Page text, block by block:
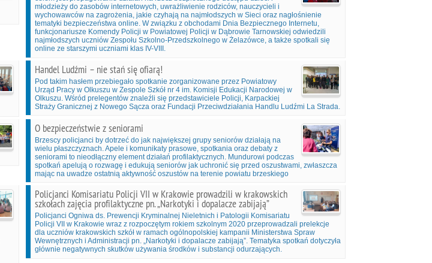
młodzieży do zasobów internetowych, uwrażliwienie rodziców, nauczycieli i
wychowawców na zagrożenia, jakie czyhają na najmłodszych w Sieci oraz nagłośnienie
tematyki bezpieczeństwa online. W związku z obchodami Dnia Bezpiecznego Internetu,
funkcjonariusze Komendy Policji w Powiatowej Policji w Dąbrowie Tarnowskiej odwiedzili
najmłodszych uczniów Zespołu Szkolno-Przedszkolnego w Żelazówce, a także spotkali się
online ze starszymi uczniami klas IV-VIII.
Handel Ludźmi – nie stań się ofiarą!
Pod takim hasłem przebiegało spotkanie zorganizowane przez Powiatowy
Urząd Pracy w Olkuszu w Zespole Szkół nr 4 im. Komisji Edukacji Narodowej w
Olkuszu. Wśród prelegentów znaleźli się przedstawiciele Policji, Karpackiej
Straży Granicznej z Nowego Sącza oraz Fundacji Przeciwdziałania Handlu Ludźmi La Strada.
O bezpieczeństwie z seniorami
Brzescy policjanci by dotrzeć do jak największej grupy seniorów działają na
wielu płaszczyznach. Apele i komunikaty prasowe, spotkania oraz debaty z
seniorami to nieodłączny element działań profilaktycznych. Mundurowi podczas
spotkań apelują o rozwagę i edukują seniorów jak uchronić się przed oszustwami, zwłaszcza
mając na uwadze ostatnią aktywność oszustów na terenie powiatu brzeskiego
Policjanci Komisariatu Policji VII w Krakowie prowadzili w krakowskich
szkołach zajęcia profilaktyczne pn. „Narkotyki i dopalacze zabijają”
Policjanci Ogniwa ds. Prewencji Kryminalnej Nieletnich i Patologii Komisariatu
Policji VII w Krakowie wraz z rozpoczętym rokiem szkolnym 2020 przeprowadzali prelekcje
dla uczniów krakowskich szkół w ramach ogólnopolskiej kampanii Ministerstwa Spraw
Wewnętrznych i Administracji pn. „Narkotyki i dopalacze zabijają”. Tematyka spotkań dotyczyła
głównie negatywnych skutków używania środków i substancji odurzających.